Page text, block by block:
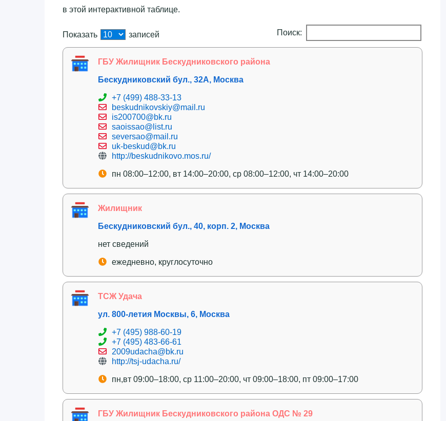
в этой интерактивной таблице.
Показать записей Поиск:
ГБУ Жилищник Бескудниковского района
Бескудниковский бул., 32А, Москва
+7 (499) 488-33-13
beskudnikovskiy@mail.ru
is200700@bk.ru
saoissao@list.ru
seversao@mail.ru
uk-beskud@bk.ru
http://beskudnikovo.mos.ru/
пн 08:00–12:00, вт 14:00–20:00, ср 08:00–12:00, чт 14:00–20:00
Жилищник
Бескудниковский бул., 40, корп. 2, Москва
нет сведений
ежедневно, круглосуточно
ТСЖ Удача
ул. 800-летия Москвы, 6, Москва
+7 (495) 988-60-19
+7 (495) 483-66-61
2009udacha@bk.ru
http://tsj-udacha.ru/
пн,вт 09:00–18:00, ср 11:00–20:00, чт 09:00–18:00, пт 09:00–17:00
ГБУ Жилищник Бескудниковского района ОДС № 29